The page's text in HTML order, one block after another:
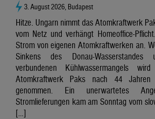
3. August 2026, Budapest
Hitze. Ungarn nimmt das Atomkraftwerk
vom Netz und verhängt Homeoffice-
Strom von eigenen Atomkraftwerken an.
Sinkens des Donau-
verbundenen Kühlwassermangels
Atomkraftwerk Paks nach 44
genommen. Ein unerwartetes
Stromlieferungen kam am Sonntag vom
[…]